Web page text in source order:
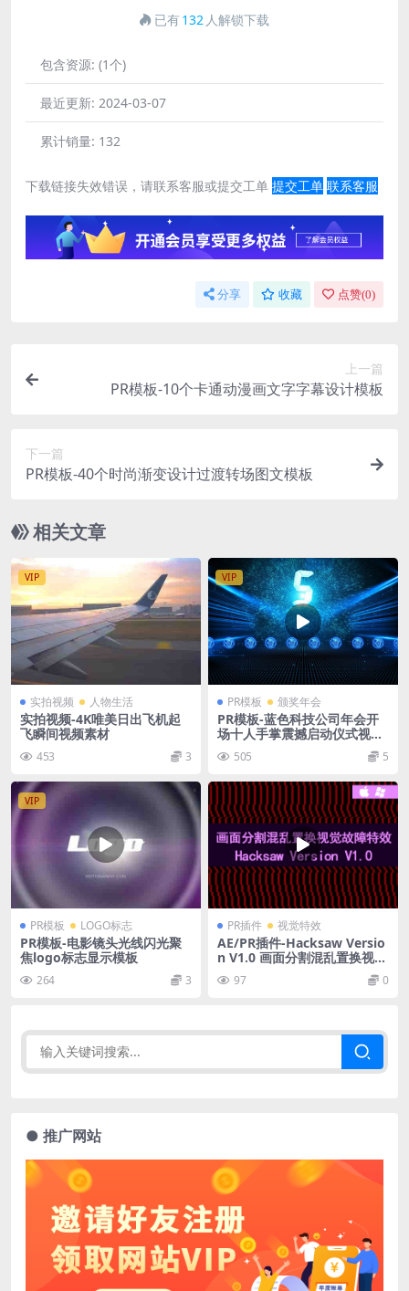
已有132 人解锁下载
包含资源: (1个)
最近更新: 2024-03-07
累计销量: 132
下载链接失效错误，请联系客服或提交工单 提交工单 联系客服
分享 收藏 点赞(0)
上一篇
PR模板-10个卡通动漫画文字字幕设计模板
下一篇
PR模板-40个时尚渐变设计过渡转场图文模板
相关文章
VIP
实拍视频 人物生活
实拍视频-4K唯美日出飞机起
飞瞬间视频素材
453 3
VIP
PR模板 颁奖年会
PR模板-蓝色科技公司年会开
场十人手掌震撼启动仪式视频
模板505 5
VIP
PR模板 LOGO标志
PR模板-电影镜头光线闪光聚
焦logo标志显示模板
264 3
PR插件 视觉特效
AE/PR插件-Hacksaw Versio
n V1.0 画面分割混乱置换视觉
故障特效 Win/Mac + 使用教
程 97 0
● 推广网站